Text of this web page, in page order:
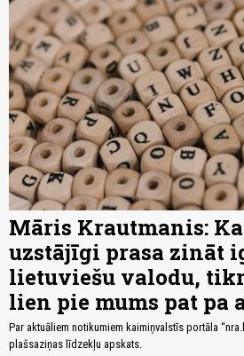
Māris Krautmanis:
uzstājīgi prasa zināt
lietuviešu valodu,
lien pie mums pat pa
Par aktuāliem notikumiem kaimiņvalstīs portāla
plašsaziņas līdzekļu apskats.